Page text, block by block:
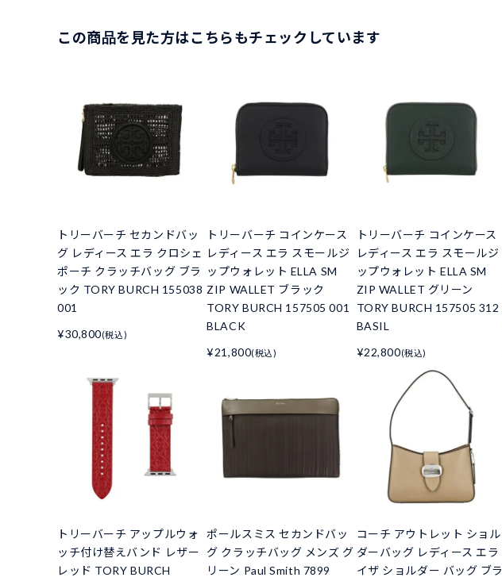
この商品を見た方はこちらもチェックしています
トリーバーチ セカンドバッ
グ レディース エラ クロシェ
ポーチ クラッチバッグ ブラ
ック TORY BURCH 155038
001
¥30,800(税込)
トリーバーチ コインケース
レディース エラ スモールジ
ップウォレット ELLA SM
ZIP WALLET ブラック
TORY BURCH 157505 001
BLACK
¥21,800(税込)
トリーバーチ コインケース
レディース エラ スモールジ
ップウォレット ELLA SM
ZIP WALLET グリーン
TORY BURCH 157505 312
BASIL
¥22,800(税込)
トリーバーチ アップルウォ
ッチ付け替えバンド レザー
レッド TORY BURCH
ポールスミス セカンドバッ
グ クラッチバッグ メンズ グ
リーン Paul Smith 7899
コーチ アウトレット ショル
ダーバッグ レディース エラ
イザ ショルダー バッグ ブラ